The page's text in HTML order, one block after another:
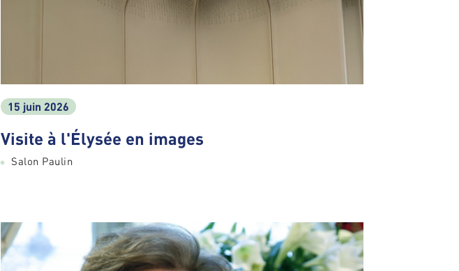
15 juin 2026
Visite à l'Élysée en images
Salon Paulin